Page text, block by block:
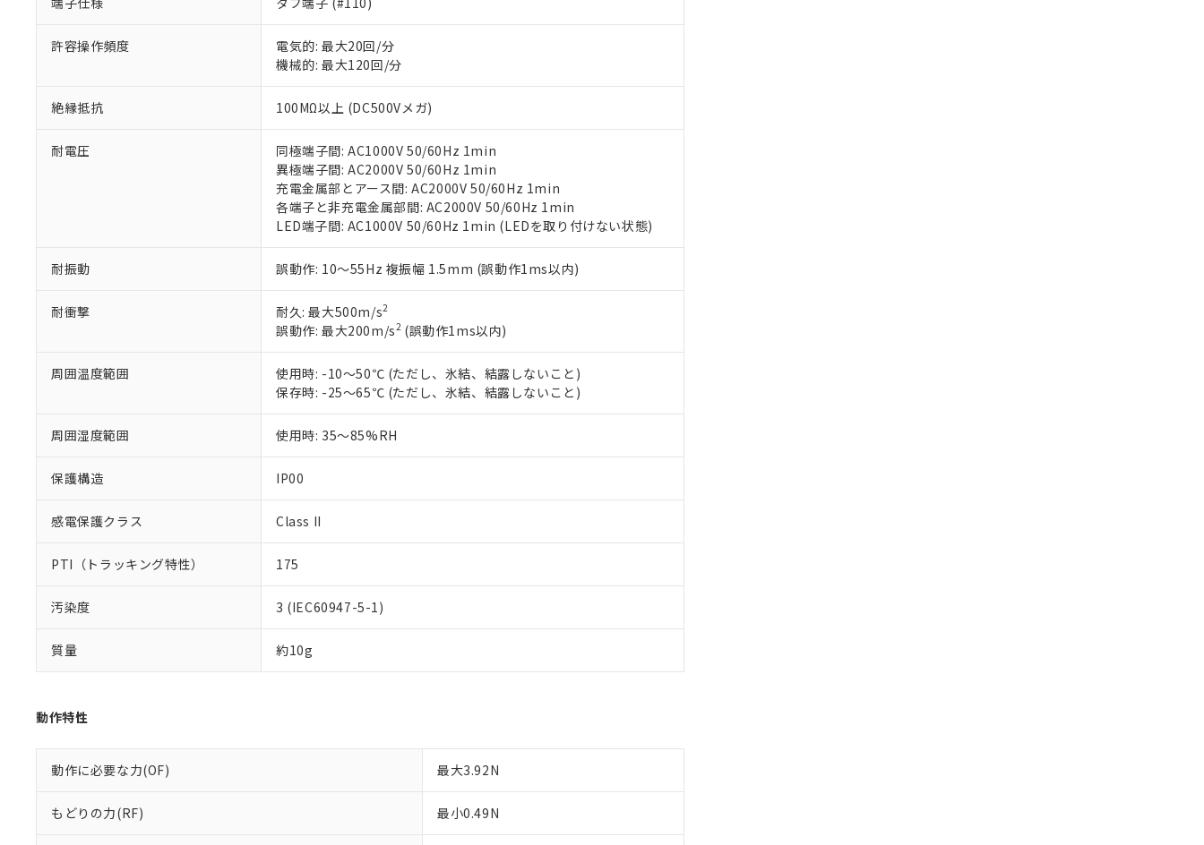
許容操作頻度
電気的: 最大20回/分
機械的: 最大120回/分
絶縁抵抗 100MΩ以上 (DC500Vメガ)
耐電圧
同極端子間: AC1000V 50/60Hz 1min
異極端子間: AC2000V 50/60Hz 1min
充電金属部とアース間: AC2000V 50/60Hz 1min
各端子と非充電金属部間: AC2000V 50/60Hz 1min
LED端子間: AC1000V 50/60Hz 1min (LEDを取り付けない状態)
耐振動 誤動作: 10～55Hz 複振幅 1.5mm (誤動作1ms以内)
耐衝撃 耐久: 最大500m/s2
誤動作: 最大200m/s2(誤動作1ms以内)
周囲温度範囲
使用時: -10～50℃ (ただし、氷結、結露しないこと)
保存時: -25～65℃ (ただし、氷結、結露しないこと)
周囲湿度範囲 使用時: 35～85%RH
保護構造 IP00
感電保護クラス Class II
PTI（トラッキング特性） 175
汚染度 3 (IEC60947-5-1)
質量 約10g
動作特性
動作に必要な力(OF) 最大3.92N
もどりの力(RF) 最小0.49N
本サービスは、当社制御機器事業取扱商品の当社在庫状況および標準価格(税抜)を提供させていただ
くものです。
当社制御機器事業取扱商品の中には、本サービスの対象外となる商品もあることをご了承ください。
在庫状況および標準価格照会結果は、記載している更新日時点での社内データに基づき作成されるも
のであり、閲覧された時点での実際の在庫および標準価格とは異なる場合があることをご了承くださ
い。
正式な納期状況および標準価格はお客様のお取引先、またはお客様担当のオムロン制御機器販売店・
当社販売員にご相談ください。
オムロン制御機器販売店や当社販売拠点は「
在庫状況および標準価格結果を当社の事前の承諾なく第三者に漏洩または開示しないようお願いしま
マイパーツ機能（部品リスト作成サービス）をご利用いただくには、I-Webメンバーズにご登録され
ている必要があります。
お客様が当ウェブサイト上で当社にご登録された部品リストについて、当社および当社の共同利用者
が、当社の製品・サービスに関するお客様との取引・商談に必要な範囲で利用することをご了承くだ
さい。
※当社の共同利用者とは、"個人情報の共同利用に関して"
の「1.共同利用者の範囲」に記載されて
いる法人を指します。
があります。
*EU RoHS指令（10物質）：
鉛(Pb) 1000ppm以下、 水銀(Hg) 1000ppm以下、 カドミウム(Cd) 100ppm以下、
ル（DBP） 1000ppm以下、フタル酸ジイソブチル (DIBP) 1000ppm以下
但し、RoHS指令で産業用監視および制御機器に対する適用除外項目は除く。
フタル酸エステル類の４物質については閾値を超える意図的な使用がないことを確認しています。
※2 対応予定月
部品在庫の切り替え状況などにより、予定月が前後することがあります。
※3 非含有証明書ダウンロード
下記の非含有証明書をダウンロードすることができます。
EU RoHS指令（10物質）の非含有証明書
51物質の非含有証明書（当社基準）
※本証明書は発行日時点で非含有を証明するもので、過去に遡って非含有を証明するものではありません。
また、RoHS指令のフタル酸エステル類４物質の対応では、対応完了までの期間は出荷製品に未対応品が
り割愛しております。
「○」：最大均質材料含有率が中国RoHSの基準値以下であることを示します。
「×」：最大均質材料含有率が中国RoHSの基準値を超えていることを示します。
「－」：未確認です。当社販売部門へお問い合わせください。
*中国RoHS10物質の基準値 (GB/T26572)：
Pb(鉛) :1000ppm、 Hg(水銀) : 1000ppm、 Cd(カドミウム) : 100ppm、
Cr(Ⅵ)(六価クロム) : 1000ppm、 PBBs(ポリ臭化ビフェニル類) : 1000ppm、 PBDEs(ポリ臭化ジフェニルエーテル類) : 1000ppm、
DBP(フタル酸ジブチル) : 1000ppm、 DIBP(フタル酸ジイソブチル) : 1000ppm、 BBP(フタル酸ブチルベンジル) : 1000ppm、
DEHP(フタル酸ビス(2-エチルヘキシル)) : 1000ppm
※2 環境保護使用期限
「ｅ」：有害物質（10物質）のすべてが基準値以下であることを示します。
「10」：通常の使用状況下において有害物質が外部に漏えいし、環境に深刻な影響を及ぼさない年数を意
「－」：未確認です。当社販売部門へお問い合わせください。
当社は、これら貴社製品のうち、外国為替および外国貿易法に定める商品（以下｢規制貨物等」とい
う）を輸出または国外への提供する場合は、日本国政府の輸出許可(または役務取引許可)を取得する
などの必要な手続きをとります。
当社は規制貨物を破棄する場合は、完全に破砕するなど、違法に輸出されないよう必要な手段を講じ
ます。
当社は貴社製品を、核兵器、ミサイル、化学兵器、生物兵器またはその他武器並びにこれらの製造装
置等に一切使用いたしません。
当社は、貴社製品を第三者に販売する場合は、上記1、2および3の内容を当該第三者に通知します。
また当社は、販売先および販売に係わる関係者が違法に輸出するおそれがある場合は、取り引きをい
たしません。
号
○ 一定数以上の在庫あり
△ 一定数には満たないが在庫あり
－
在庫なし(最新の在庫状況については、お客様のお取引先、またはお客様担当のオムロン制御
機器販売店・当社販売員にご確認ください)
空
白
受注生産機種、また在庫状況の情報を公開していない機種